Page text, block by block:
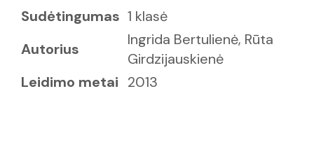
Sudėtingumas 1 klasė
Autorius
Ingrida Bertulienė, Rūta
Girdzijauskienė
Leidimo metai 2013